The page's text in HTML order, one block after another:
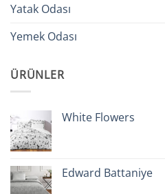
Yatak Odası
Yemek Odası
ÜRÜNLER
White Flowers
Edward Battaniye